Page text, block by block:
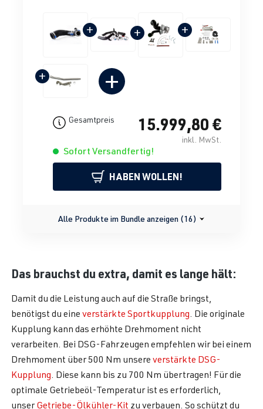
+ + +
+ +
Gesamtpreis 15.999,80 €
inkl. MwSt.
Sofort Versandfertig!
HABEN WOLLEN!
Alle Produkte im Bundle anzeigen (16)
Das brauchst du extra, damit es lange hält:
Damit du die Leistung auch auf die Straße bringst,
benötigst du eine verstärkte Sportkupplung . Die originale
Kupplung kann das erhöhte Drehmoment nicht
verarbeiten. Bei DSG-Fahrzeugen empfehlen wir bei einem
Drehmoment über 500 Nm unsere verstärkte DSG-
Kupplung . Diese kann bis zu 700 Nm übertragen! Für die
optimale Getriebeöl-Temperatur ist es erforderlich,
unserGetriebe-Ölkühler-Kit zu verbauen. So schützt du